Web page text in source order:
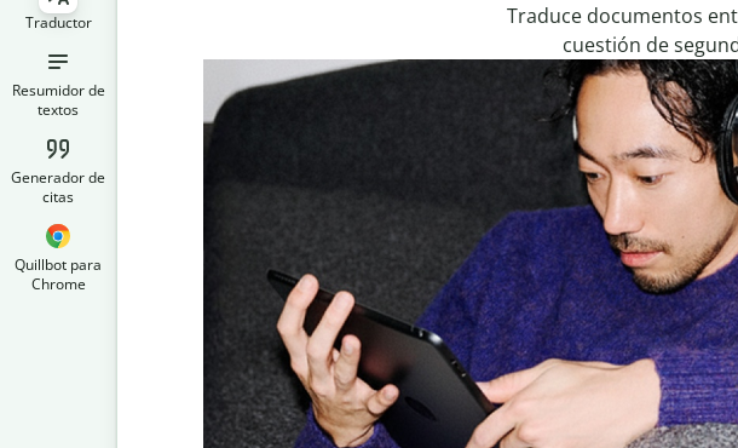
Traductor
Resumidor de
textos
Generador de
citas
Quillbot para
Chrome
Traduce documentos
cuestión de